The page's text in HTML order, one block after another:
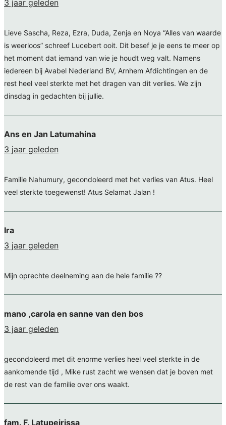
3 jaar geleden
Lieve Sascha, Reza, Ezra, Duda, Zenja en Noya “Alles van waarde
is weerloos” schreef Lucebert ooit. Dit besef je je eens te meer op
het moment dat iemand van wie je houdt weg valt. Namens
iedereen bij Avabel Nederland BV, Arnhem Afdichtingen en de
rest heel veel sterkte met het dragen van dit verlies. We zijn
dinsdag in gedachten bij jullie.
Ans en Jan Latumahina
3 jaar geleden
Familie Nahumury, gecondoleerd met het verlies van Atus. Heel
veel sterkte toegewenst! Atus Selamat Jalan !
Ira
3 jaar geleden
Mijn oprechte deelneming aan de hele familie ??
mano ,carola en sanne van den bos
3 jaar geleden
gecondoleerd met dit enorme verlies heel veel sterkte in de
aankomende tijd , Mike rust zacht we wensen dat je boven met
de rest van de familie over ons waakt.
fam. F. Latupeirissa